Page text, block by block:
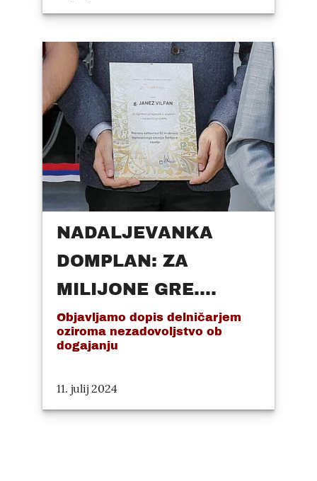
NADALJEVANKA
DOMPLAN: ZA
MILIJONE GRE....
Objavljamo dopis delničarjem
oziroma nezadovoljstvo ob
dogajanju
11. julij 2024